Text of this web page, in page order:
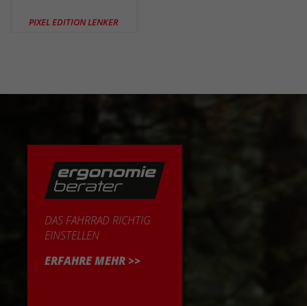
PIXEL EDITION LENKER
DAS FAHRRAD RICHTIG
EINSTELLEN
ERFAHRE MEHR >>